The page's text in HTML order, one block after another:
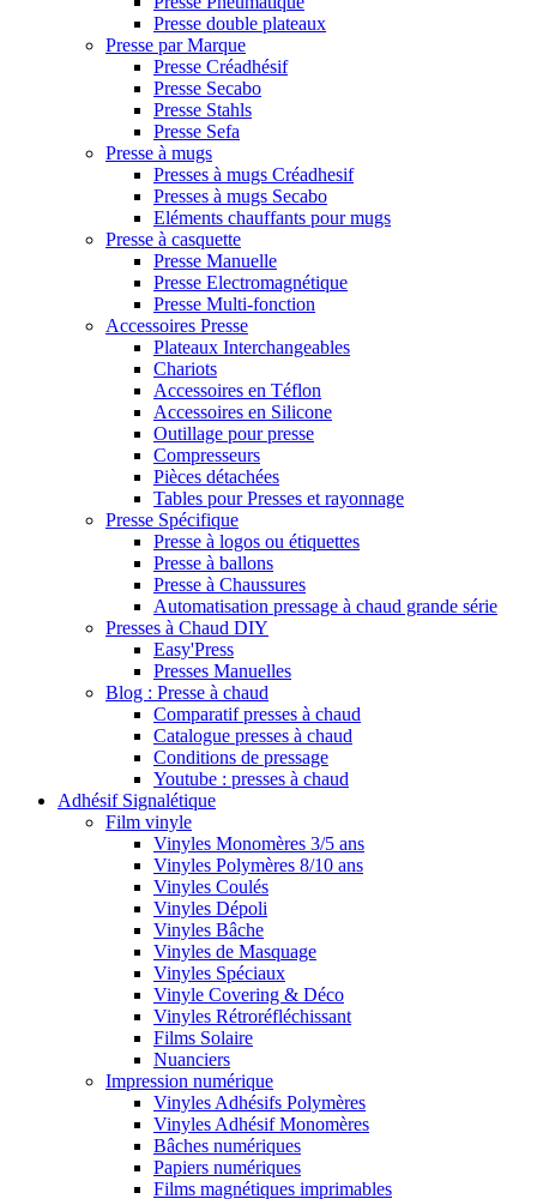
Presse double plateaux
Presse par Marque
Presse Créadhésif
Presse Secabo
Presse Stahls
Presse Sefa
Presse à mugs
Presses à mugs Créadhesif
Presses à mugs Secabo
Eléments chauffants pour mugs
Presse à casquette
Presse Manuelle
Presse Electromagnétique
Presse Multi-fonction
Accessoires Presse
Plateaux Interchangeables
Chariots
Accessoires en Téflon
Accessoires en Silicone
Outillage pour presse
Compresseurs
Pièces détachées
Tables pour Presses et rayonnage
Presse Spécifique
Presse à logos ou étiquettes
Presse à ballons
Presse à Chaussures
Automatisation pressage à chaud grande série
Presses à Chaud DIY
Easy'Press
Presses Manuelles
Blog : Presse à chaud
Comparatif presses à chaud
Catalogue presses à chaud
Conditions de pressage
Youtube : presses à chaud
Adhésif Signalétique
Film vinyle
Vinyles Monomères 3/5 ans
Vinyles Polymères 8/10 ans
Vinyles Coulés
Vinyles Dépoli
Vinyles Bâche
Vinyles de Masquage
Vinyles Spéciaux
Vinyle Covering & Déco
Vinyles Rétroréfléchissant
Films Solaire
Nuanciers
Impression numérique
Vinyles Adhésifs Polymères
Vinyles Adhésif Monomères
Bâches numériques
Papiers numériques
Films magnétiques imprimables